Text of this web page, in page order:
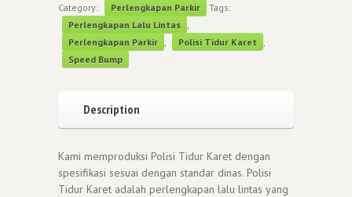
Category: Perlengkapan Parkir
Tags:
Perlengkapan Lalu Lintas
Perlengkapan Parkir
Polisi Tidur Karet
Speed Bump
Description
Kami memproduksi Polisi Tidur Karet dengan
spesifikasi sesuai dengan standar dinas. Polisi
Tidur Karet adalah perlengkapan lalu lintas yang